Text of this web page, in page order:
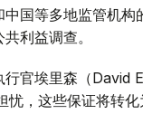
国等多地监管机
利益调查。
官埃里森（David
，这些保证将转化